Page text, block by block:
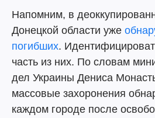
Напомним, в
Донецкой области уже
погибших.
часть из них. По словам
дел Украины Дениса
массовые захоронения
каждом городе после